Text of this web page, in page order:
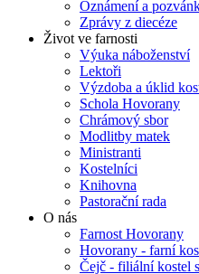
Oznámení a
Zprávy z diecéze
Život ve farnosti
Výuka náboženství
Lektoři
Výzdoba a úklid
Schola Hovorany
Chrámový sbor
Modlitby matek
Ministranti
Kostelníci
Knihovna
Pastorační rada
O nás
Farnost Hovorany
Hovorany - farní
Čejč - filiální kostel